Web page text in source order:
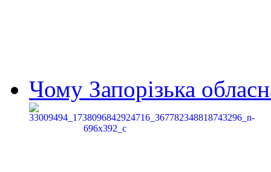
Чому Запорізька